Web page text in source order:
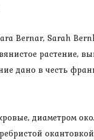
Bernar, Sarah
растение,
дано в честь
диаметром